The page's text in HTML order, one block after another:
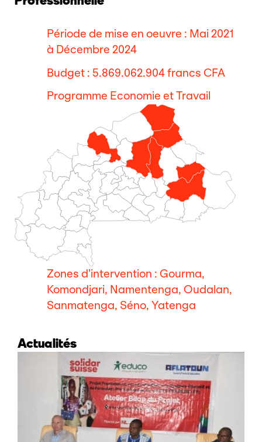
Période de mise en oeuvre : Mai 2021
à Décembre 2024
Budget : 5.869.062.904 francs CFA
Programme Economie et Travail
Zones d’intervention : Gourma,
Komondjari, Namentenga, Oudalan,
Sanmatenga, Séno, Yatenga
Actualités